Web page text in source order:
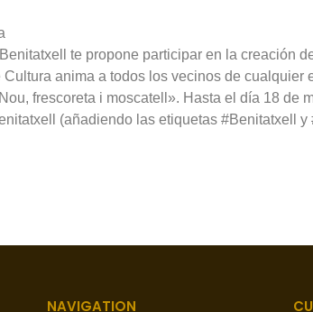
te propone participar en la creación
anima a todos los vecinos de
frescoreta i moscatell». Hasta el día 18
(añadiendo las etiquetas #Benitatxell
NAVIGATION